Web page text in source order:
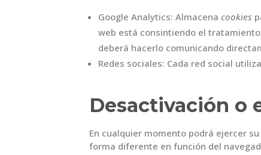
Google Analytics: Almacenacookies
web está consintiendo el
deberá hacerlo comunicando
Redes sociales: Cada red social
Desactivación o
En cualquier momento podrá ejercer
forma diferente en función del